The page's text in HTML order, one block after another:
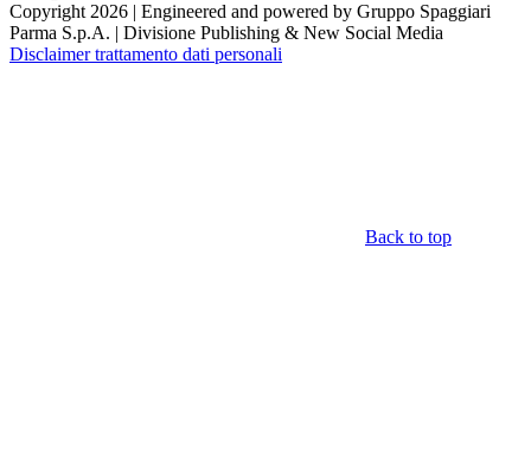
Copyright 2026 | Engineered and powered by Gruppo Spaggiari
Parma S.p.A. | Divisione Publishing & New Social Media
Disclaimer trattamento dati personali
Back to top